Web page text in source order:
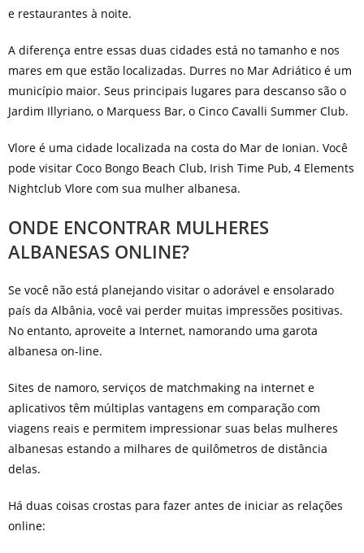
e restaurantes à noite.
A diferença entre essas duas cidades está no tamanho e nos
mares em que estão localizadas. Durres no Mar Adriático é um
município maior. Seus principais lugares para descanso são o
Jardim Illyriano, o Marquess Bar, o Cinco Cavalli Summer Club.
Vlore é uma cidade localizada na costa do Mar de Ionian. Você
pode visitar Coco Bongo Beach Club, Irish Time Pub, 4 Elements
Nightclub Vlore com sua mulher albanesa.
ONDE ENCONTRAR MULHERES
ALBANESAS ONLINE?
Se você não está planejando visitar o adorável e ensolarado
país da Albânia, você vai perder muitas impressões positivas.
No entanto, aproveite a Internet, namorando uma garota
albanesa on-line.
Sites de namoro, serviços de matchmaking na internet e
aplicativos têm múltiplas vantagens em comparação com
viagens reais e permitem impressionar suas belas mulheres
albanesas estando a milhares de quilômetros de distância
delas.
Há duas coisas crostas para fazer antes de iniciar as relações
online: